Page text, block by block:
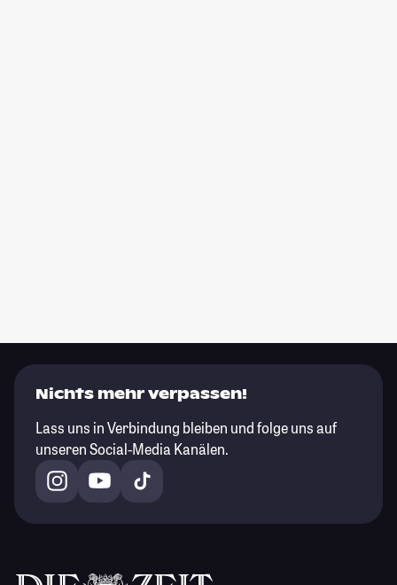
Nichts mehr verpassen!
Lass uns in Verbindung bleiben und folge uns auf
unseren Social-Media Kanälen.